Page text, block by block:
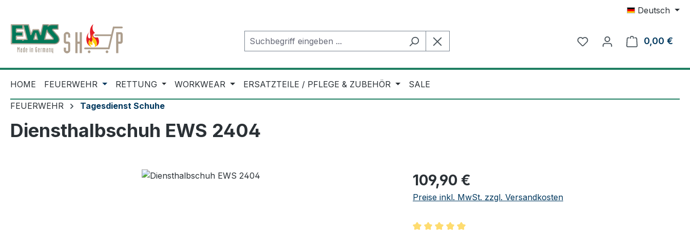
Deutsch
0,00 €
HOME FEUERWEHR RETTUNG WORKWEAR ERSATZTEILE / PFLEGE & ZUBEHÖR SALE
FEUERWEHR Tagesdienst Schuhe
Diensthalbschuh EWS 2404
Regulärer Preis:
109,90 €
Preise inkl. MwSt. zzgl. Versandkosten